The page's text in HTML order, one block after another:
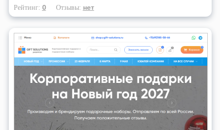
Рейтинг: 0 Отзывы: нет